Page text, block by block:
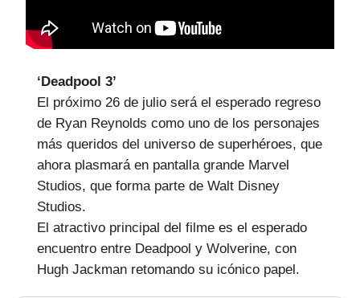
‘Deadpool 3’
El próximo 26 de julio será el esperado regreso
de Ryan Reynolds como uno de los personajes
más queridos del universo de superhéroes, que
ahora plasmará en pantalla grande Marvel
Studios, que forma parte de Walt Disney
Studios.
El atractivo principal del filme es el esperado
encuentro entre Deadpool y Wolverine, con
Hugh Jackman retomando su icónico papel.